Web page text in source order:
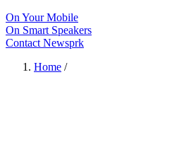
On Your Mobile
On Smart Speakers
Contact Newsprk
Home /